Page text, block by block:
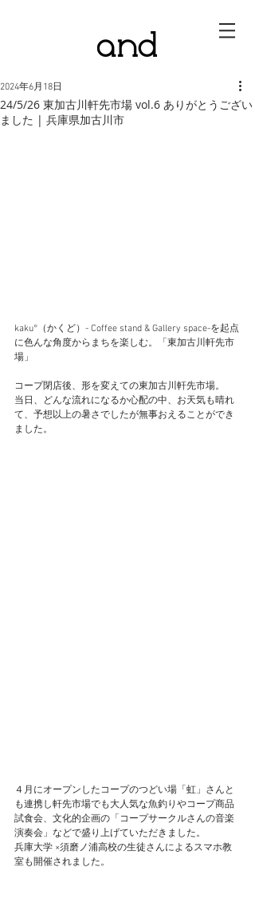
24/5/26 東加古川軒先市場 vol.6 ありがとうござい
ました | 兵庫県加古川市
2024年6月18日
kaku°（かくど）- Coffee stand & Gallery space-を起点
に色んな角度からまちを楽しむ。「東加古川軒先市
場」
コープ閉店後、形を変えての東加古川軒先市場。
当日、どんな流れになるか心配の中、お天気も晴れ
て、予想以上の暑さでしたが無事おえることができ
ました。
４月にオープンしたコープのつどい場「虹」さんと
も連携し軒先市場でも大人気な魚釣りやコープ商品
試食会、文化的企画の「コープサークルさんの音楽
演奏会」などで盛り上げていただきました。
兵庫大学 ×須磨ノ浦高校の生徒さんによるスマホ教
室も開催されました。